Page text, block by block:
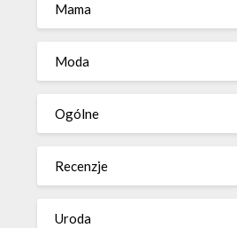
Mama
Moda
Ogólne
Recenzje
Uroda